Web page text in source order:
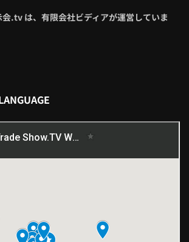
.tv は、有限会社ビディアが運営していま